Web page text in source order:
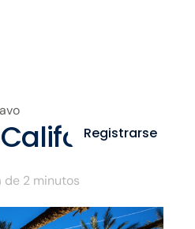
Registrarse
de 2 minutos